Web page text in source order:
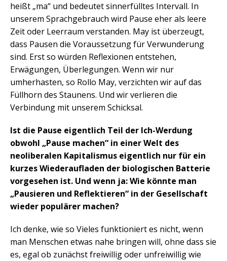
heißt „ma“ und bedeutet sinnerfülltes Intervall. In
unserem Sprachgebrauch wird Pause eher als leere
Zeit oder Leerraum verstanden. May ist überzeugt,
dass Pausen die Voraussetzung für Verwunderung
sind. Erst so würden Reflexionen entstehen,
Erwägungen, Überlegungen. Wenn wir nur
umherhasten, so Rollo May, verzichten wir auf das
Füllhorn des Staunens. Und wir verlieren die
Verbindung mit unserem Schicksal.
Ist die Pause eigentlich Teil der Ich-Werdung
obwohl „Pause machen“ in einer Welt des
neoliberalen Kapitalismus eigentlich nur für ein
kurzes Wiederaufladen der biologischen Batterie
vorgesehen ist. Und wenn ja: Wie könnte man
„Pausieren und Reflektieren“ in der Gesellschaft
wieder populärer machen?
Ich denke, wie so Vieles funktioniert es nicht, wenn
man Menschen etwas nahe bringen will, ohne dass sie
es, egal ob zunächst freiwillig oder unfreiwillig wie